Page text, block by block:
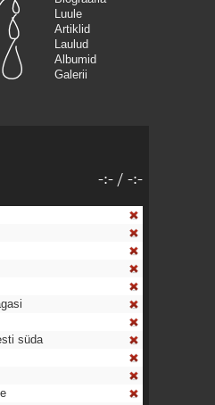
Luule
Artiklid
Laulud
Albumid
Galerii
-:- / -:-
süda